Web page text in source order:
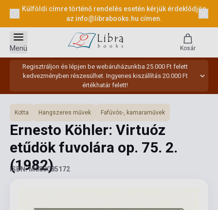
Külföldi címre történő rendelés esetén kérjük érdeklődjön
az info@librabooks.hu címen.
Regisztráljon és lépjen be webáruházunkba 25.000 Ft felett
kedvezményben részesülhet. Ingyenes kiszállítás 20.000 Ft
értékhatár felett!
Menü Kosár
Kotta Hangszeres művek Fafúvós-, kamaraművek
Ernesto Köhler: Virtuóz
etűdök fuvolára op. 75. 2.
(1982)
ISBN: M080085172